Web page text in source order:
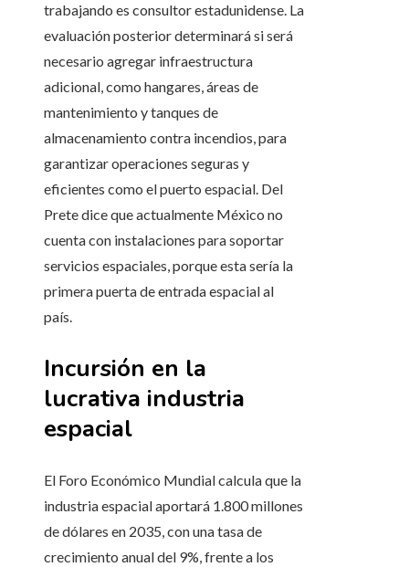
trabajando es consultor estadunidense. La
evaluación posterior determinará si será
necesario agregar infraestructura
adicional, como hangares, áreas de
mantenimiento y tanques de
almacenamiento contra incendios, para
garantizar operaciones seguras y
eficientes como el puerto espacial. Del
Prete dice que actualmente México no
cuenta con instalaciones para soportar
servicios espaciales, porque esta sería la
primera puerta de entrada espacial al
país.
Incursión en la
lucrativa industria
espacial
El Foro Económico Mundial calcula que la
industria espacial aportará 1.800 millones
de dólares en 2035, con una tasa de
crecimiento anual del 9%, frente a los